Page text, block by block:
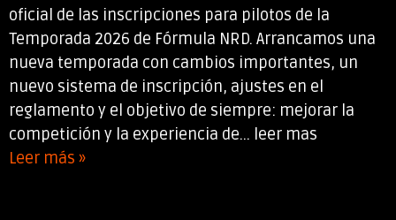
oficial de las inscripciones para pilotos de la
Temporada 2026 de Fórmula NRD. Arrancamos una
nueva temporada con cambios importantes, un
nuevo sistema de inscripción, ajustes en el
reglamento y el objetivo de siempre: mejorar la
competición y la experiencia de... leer mas
Leer más »